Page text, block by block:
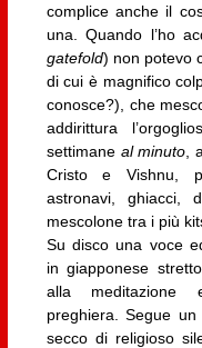
complice anche il
una. Quando l’ho
gatefold) non potevo
di cui è magnifico
conosce?), che
addirittura
settimane al minuto ,
Cristo e Vishnu,
astronavi, ghiacci,
mescolone tra i più
Su disco una voce
in giapponese
alla meditazione
preghiera. Segue un
secco di religioso